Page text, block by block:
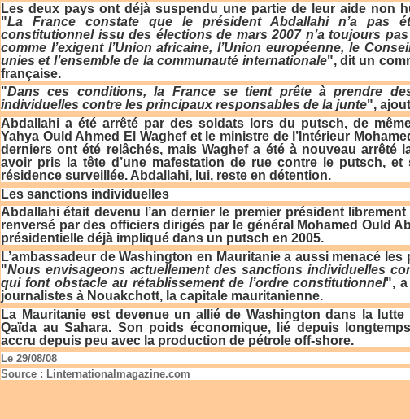
Les deux pays ont déjà suspendu une partie de leur aide non
"La France constate que le président Abdallahi n’a pas
constitutionnel issu des élections de mars 2007 n’a toujours
comme l’exigent l’Union africaine, l’Union européenne, le
unies et l’ensemble de la communauté internationale", dit un
française.
"Dans ces conditions, la France se tient prête à prendre
individuelles contre les principaux responsables de la junte",
Abdallahi a été arrêté par des soldats lors du putsch, de
Yahya Ould Ahmed El Waghef et le ministre de l’Intérieur
derniers ont été relâchés, mais Waghef a été à nouveau arrêté
avoir pris la tête d’une mafestation de rue contre le putsch, et
résidence surveillée. Abdallahi, lui, reste en détention.
Les sanctions individuelles
Abdallahi était devenu l’an dernier le premier président
renversé par des officiers dirigés par le général Mohamed Ould
présidentielle déjà impliqué dans un putsch en 2005.
L’ambassadeur de Washington en Mauritanie a aussi menacé
"Nous envisageons actuellement des sanctions individuelles
qui font obstacle au rétablissement de l’ordre constitutionnel", a
journalistes à Nouakchott, la capitale mauritanienne.
La Mauritanieest devenue un allié de Washington dans la lutte
Qaïda au Sahara. Son poids économique, lié depuis
accru depuis peu avec la production de pétrole off-shore.
Le 29/08/08
Source : Linternationalmagazine.com